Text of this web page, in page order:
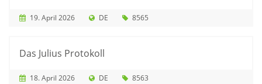
19. April 2026 DE 8565
Das Julius Protokoll
18. April 2026 DE 8563